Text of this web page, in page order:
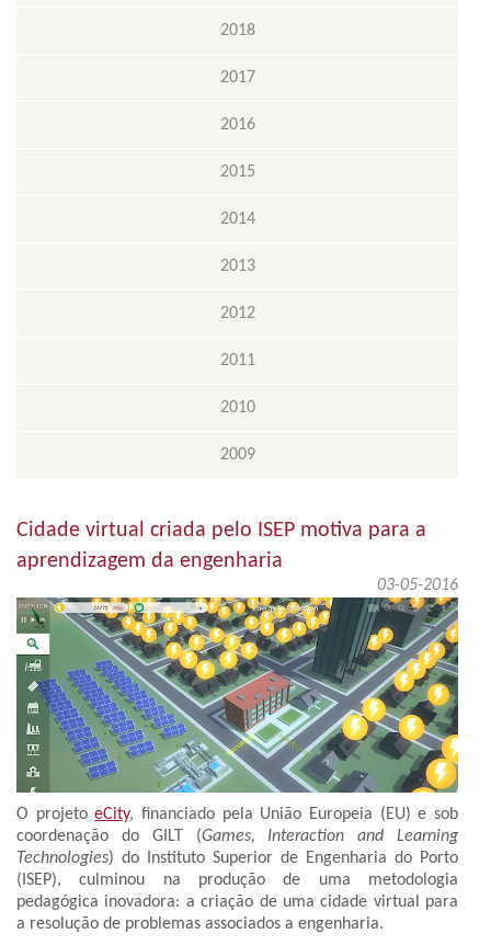
2018
2017
2016
2015
2014
2013
2012
2011
2010
2009
Cidade virtual criada pelo ISEP motiva para a
aprendizagem da engenharia
03-05-2016
O projetoeCity, financiado pela União Europeia (EU) e sob
coordenação do GILT (Games, Interaction and Learning
Technologies) do Instituto Superior de Engenharia do Porto
(ISEP), culminou na produção de uma metodologia
pedagógica inovadora: a criação de uma cidade virtual para
a resolução de problemas associados a engenharia.